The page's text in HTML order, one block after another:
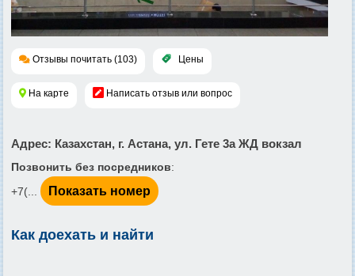
Отзывы почитать (103) Цены
На карте Написать отзыв или вопрос
Адрес: Казахстан, г. Астана, ул. Гете 3а ЖД вокзал
Позвонить без посредников:
+7(...
Показать номер
Как доехать и найти